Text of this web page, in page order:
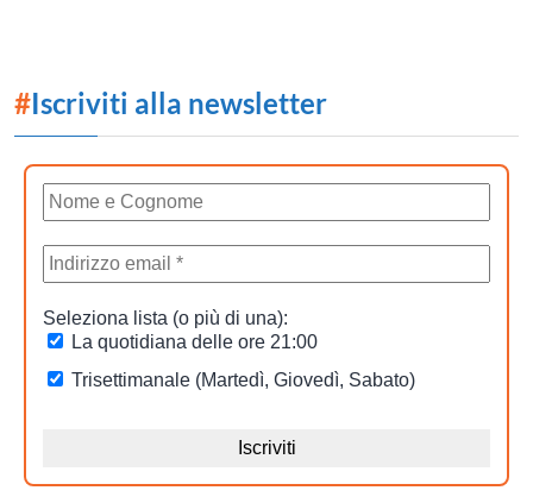
#Iscriviti alla newsletter